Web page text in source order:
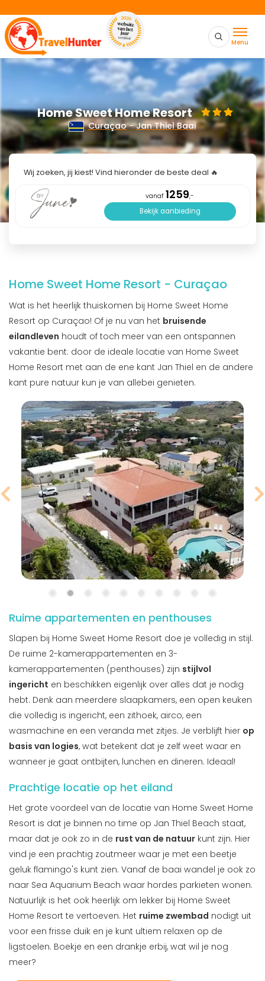
Menu
Home Sweet Home Resort
Curaçao-Jan Thiel Baai
Wij zoeken, jij kiest! Vind hieronder de beste deal 🔥
vanaf 1259,-
Bekijk aanbieding
Home Sweet Home Resort - Curaçao
Wat is het heerlijk thuiskomen bij Home Sweet Home
Resort op Curaçao! Of je nu van het bruisende
eilandleven houdt of toch meer van een ontspannen
vakantie bent: door de ideale locatie van Home Sweet
Home Resort met aan de ene kant Jan Thiel en de andere
kant pure natuur kun je van allebei genieten.
Ruime appartementen en penthouses
Slapen bij Home Sweet Home Resort doe je volledig in stijl.
De ruime 2-kamerappartementen en 3-
kamerappartementen (penthouses) zijn stijlvol
ingericht en beschikken eigenlijk over alles dat je nodig
hebt. Denk aan meerdere slaapkamers, een open keuken
die volledig is ingericht, een zithoek, airco, een
wasmachine en een veranda met zitjes. Je verblijft hier op
basis van logies, wat betekent dat je zelf weet waar en
wanneer je gaat ontbijten, lunchen en dineren. Ideaal!
Prachtige locatie op het eiland
Het grote voordeel van de locatie van Home Sweet Home
Resort is dat je binnen no time op Jan Thiel Beach staat,
maar dat je ook zo in de rust van de natuur kunt zijn. Hier
vind je een prachtig zoutmeer waar je met een beetje
geluk flamingo's kunt zien. Vanaf de baai wandel je ook zo
naar Sea Aquarium Beach waar hordes parkieten wonen.
Natuurlijk is het ook heerlijk om lekker bij Home Sweet
Home Resort te vertoeven. Het ruime zwembad nodigt uit
voor een frisse duik en je kunt ultiem relaxen op de
ligstoelen. Boekje en een drankje erbij, wat wil je nog
meer?